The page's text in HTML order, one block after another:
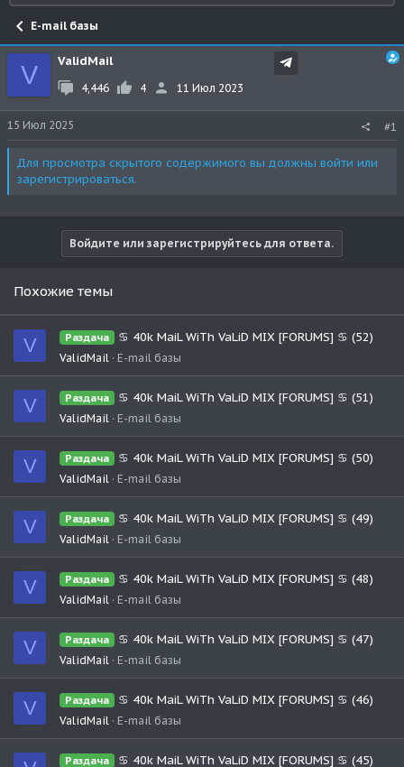
E-mail базы
V ValidMail
4,446 4 11 Июл 2023
15 Июл 2025 #1
Для просмотра скрытого содержимого вы должны войти или
зарегистрироваться.
Войдите или зарегистрируйтесь для ответа.
Похожие темы
V Раздача ♋ 40k MaiL WiTh VaLiD MIX [FORUMS] ♋ (52)
ValidMail E-mail базы
V Раздача ♋ 40k MaiL WiTh VaLiD MIX [FORUMS] ♋ (51)
ValidMail E-mail базы
V Раздача ♋ 40k MaiL WiTh VaLiD MIX [FORUMS] ♋ (50)
ValidMail E-mail базы
V Раздача ♋ 40k MaiL WiTh VaLiD MIX [FORUMS] ♋ (49)
ValidMail E-mail базы
V Раздача ♋ 40k MaiL WiTh VaLiD MIX [FORUMS] ♋ (48)
ValidMail E-mail базы
V Раздача ♋ 40k MaiL WiTh VaLiD MIX [FORUMS] ♋ (47)
ValidMail E-mail базы
V Раздача ♋ 40k MaiL WiTh VaLiD MIX [FORUMS] ♋ (46)
ValidMail E-mail базы
Раздача ♋ 40k MaiL WiTh VaLiD MIX [FORUMS] ♋ (45)